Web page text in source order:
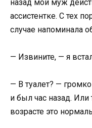
назад мой муж
ассистентке. С тех
случае напоминала
— Извините, — я
— В туалет? —
и был час назад.
возрасте это